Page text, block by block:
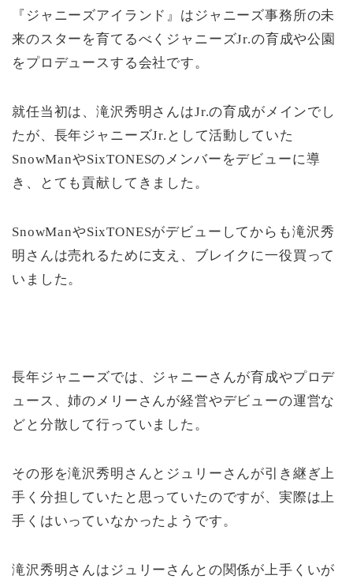
『ジャニーズアイランド』はジャニーズ事務所の未
来のスターを育てるべくジャニーズJr.の育成や公園
をプロデュースする会社です。
就任当初は、滝沢秀明さんはJr.の育成がメインでし
たが、長年ジャニーズJr.として活動していた
SnowManやSixTONESのメンバーをデビューに導
き、とても貢献してきました。
SnowManやSixTONESがデビューしてからも滝沢秀
明さんは売れるために支え、ブレイクに一役買って
いました。
長年ジャニーズでは、ジャニーさんが育成やプロデ
ュース、姉のメリーさんが経営やデビューの運営な
どと分散して行っていました。
その形を滝沢秀明さんとジュリーさんが引き継ぎ上
手く分担していたと思っていたのですが、実際は上
手くはいっていなかったようです。
滝沢秀明さんはジュリーさんとの関係が上手くいが